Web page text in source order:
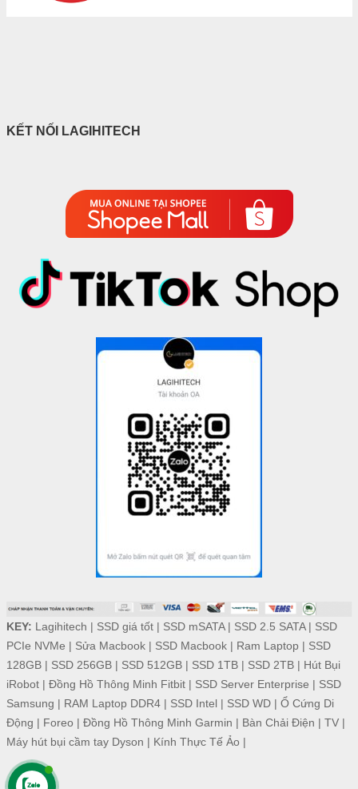
KẾT NỐI LAGIHITECH
KEY: Lagihitech | SSD giá tốt| SSD mSATA| SSD 2.5 SATA| SSD
PCIe NVMe | Sửa Macbook| SSD Macbook| Ram Laptop| SSD
128GB| SSD 256GB| SSD 512GB| SSD 1TB| SSD 2TB| Hút Bụi
iRobot| Đồng Hồ Thông Minh Fitbit| SSD Server Enterprise | SSD
Samsung | RAM Laptop DDR4| SSD Intel| SSD WD| Ổ Cứng Di
Động | Foreo | Đồng Hồ Thông Minh Garmin | Bàn Chải Điện | TV|
Máy hút bụi cầm tay Dyson | Kính Thực Tế Ảo |